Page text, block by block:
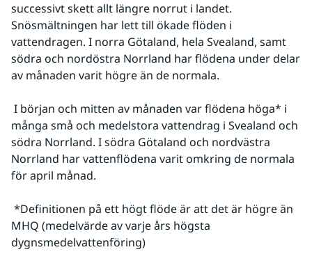
successivt skett allt längre norrut i landet.
Snösmältningen har lett till ökade flöden i
vattendragen. I norra Götaland, hela Svealand, samt
södra och nordöstra Norrland har flödena under delar
av månaden varit högre än de normala.
många små och medelstora vattendrag i Svealand och
södra Norrland. I södra Götaland och nordvästra
Norrland har vattenflödena varit omkring de normala
för april månad.
MHQ (medelvärde av varje års högsta
dygnsmedelvattenföring)